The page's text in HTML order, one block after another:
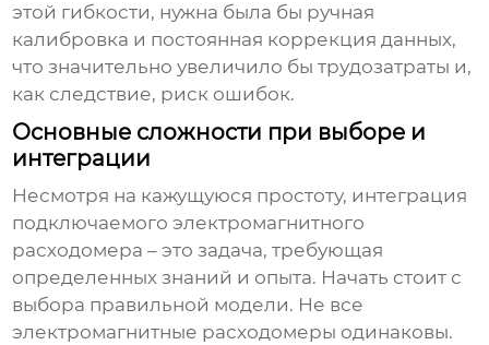
этой гибкости, нужна была бы ручная
калибровка и постоянная коррекция данных,
что значительно увеличило бы трудозатраты и,
как следствие, риск ошибок.
Основные сложности при выборе и
интеграции
Несмотря на кажущуюся простоту, интеграция
подключаемого электромагнитного
расходомера – это задача, требующая
определенных знаний и опыта. Начать стоит с
выбора правильной модели. Не все
электромагнитные расходомеры одинаковы.